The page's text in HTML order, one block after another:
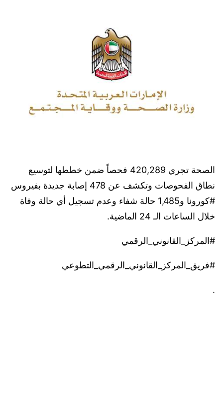
الصحة‬⁩ تجري 420,289 فحصاً ضمن خططها لتوسيع
نطاق الفحوصات وتكشف عن 478 إصابة جديدة بفيروس
⁧‫#كورونا‬⁩ و1,485 حالة شفاء وعدم تسجيل أي حالة وفاة
خلال الساعات الـ 24 الماضية.
#المركز_القانوني_الرقمي
#فريق_المركز_القانوني_الرقمي_التطوعي
.